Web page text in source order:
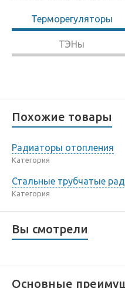
Терморегуляторы
ТЭНы
Похожие товары
Радиаторы отопления
Категория
Стальные трубчатые
Категория
Вы смотрели
Основные